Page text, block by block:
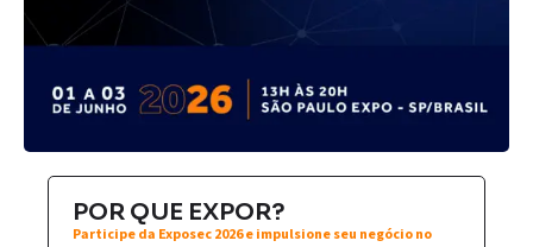
POR QUE EXPOR?
Participe da Exposec 2026 e impulsione seu negócio no